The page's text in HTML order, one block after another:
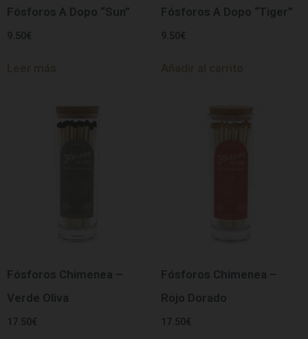
Fósforos A Dopo “Sun”
9.50€
Fósforos A Dopo “Tiger”
9.50€
Fósforos Chimenea –
Verde Oliva
17.50 €
Fósforos Chimenea –
Rojo Dorado
17.50 €